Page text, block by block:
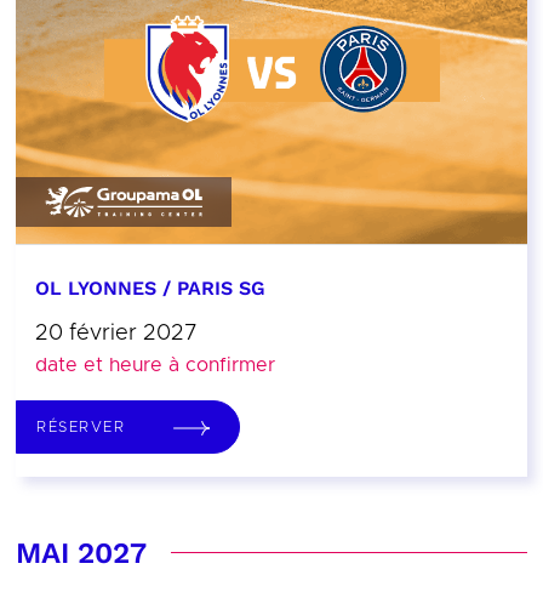
OL LYONNES / PARIS SG
20 février 2027
date et heure à confirmer
RÉSERVER
MAI 2027